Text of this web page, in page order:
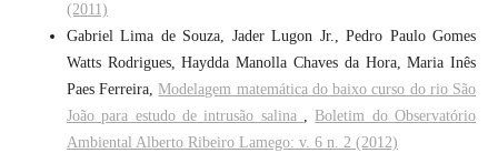
(2011)
Gabriel Lima de Souza, Jader Lugon Jr., Pedro Paulo Gomes
Watts Rodrigues, Haydda Manolla Chaves da Hora, Maria Inês
Paes Ferreira, Modelagem matemática do baixo curso do rio São
João para estudo de intrusão salina , Boletim do Observatório
Ambiental Alberto Ribeiro Lamego: v. 6 n. 2 (2012)